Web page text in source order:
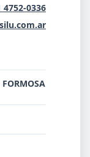
4752-0336